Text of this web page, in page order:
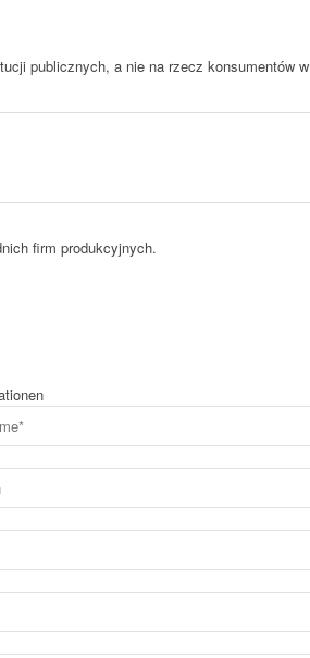
publicznych, a nie na rzecz konsumentów w
firm produkcyjnych.